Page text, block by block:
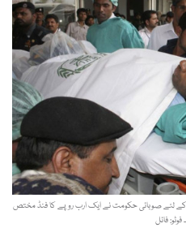
لئے صوبائی حکومت نے ایک ارب روپے کا فنڈ مختص
فائل